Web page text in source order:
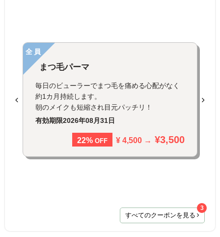
全員
まつ毛パーマ
毎日のビューラーでまつ毛を痛める心配がなく
約1カ月持続します。
朝のメイクも短縮され目元パッチリ！
有効期限2026年08月31日
22% OFF ¥ 4,500 → ¥3,500
すべてのクーポンを見る
3